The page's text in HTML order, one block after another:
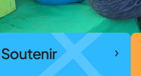
Soutenir